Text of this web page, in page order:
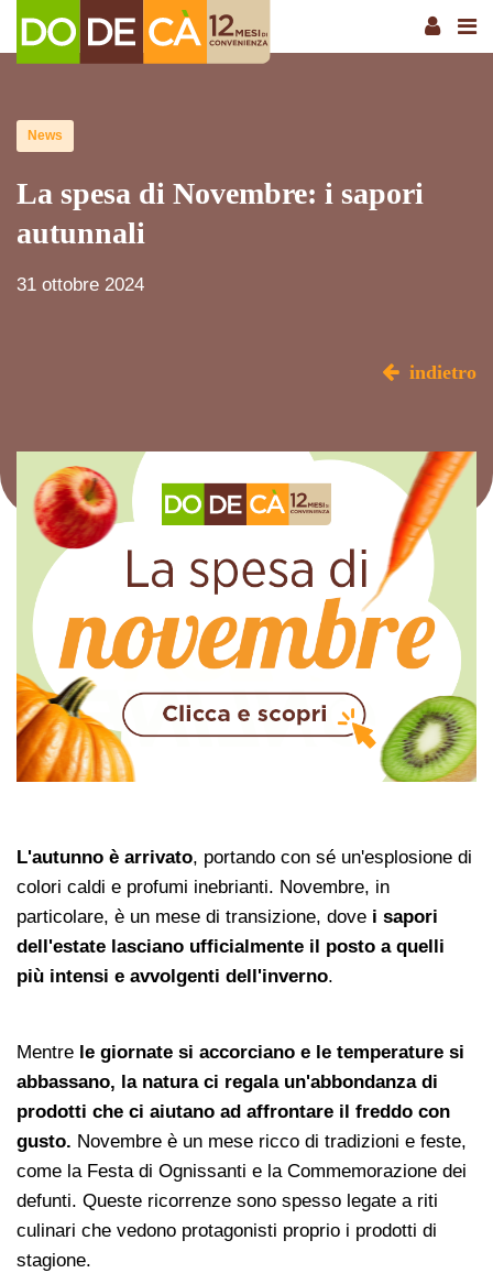
News
La spesa di Novembre: i sapori
autunnali
31 ottobre 2024
indietro
L'autunno è arrivato, portando con sé un'esplosione di
colori caldi e profumi inebrianti. Novembre, in
particolare, è un mese di transizione, dove i sapori
dell'estate lasciano ufficialmente il posto a quelli
più intensi e avvolgenti dell'inverno.
Mentre le giornate si accorciano e le temperature si
abbassano, la natura ci regala un'abbondanza di
prodotti che ci aiutano ad affrontare il freddo con
gusto. Novembre è un mese ricco di tradizioni e feste,
come la Festa di Ognissanti e la Commemorazione dei
defunti. Queste ricorrenze sono spesso legate a riti
culinari che vedono protagonisti proprio i prodotti di
stagione.